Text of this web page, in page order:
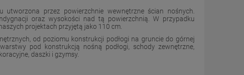
przez powierzchnie wewnętrzne ścian nośnych.
oraz wysokości nad tą powierzchnią. W przypadku
projektach przyjętą jako 110 cm.
od poziomu konstrukcji podłogi na gruncie do górnej
pod konstrukcją nośną podłogi, schody zewnętrzne,
daszki i gzymsy.